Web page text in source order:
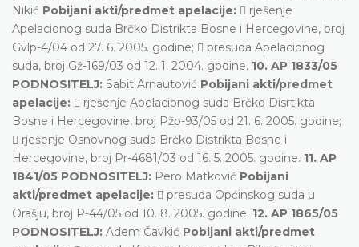
Nikić Pobijani akti/predmet apelacije:  rješenje
Apelacionog suda Brčko Distrikta Bosne i Hercegovine, broj
Gvlp-4/04 od 27. 6. 2005. godine;  presuda Apelacionog
suda, broj Gž-169/03 od 12. 1. 2004. godine. 10. AP 1833/05
PODNOSITELJ: Sabit Arnautović Pobijani akti/predmet
apelacije:  rješenje Apelacionog suda Brčko Disrtikta
Bosne i Hercegovine, broj Pžp-93/05 od 21. 6. 2005. godine;
 rješenje Osnovnog suda Brčko Distrikta Bosne i
Hercegovine, broj Pr-4681/03 od 16. 5. 2005. godine. 11. AP
1841/05 PODNOSITELJ: Pero Matković Pobijani
akti/predmet apelacije:  presuda Općinskog suda u
Orašju, broj P-44/05 od 10. 8. 2005. godine. 12. AP 1865/05
PODNOSITELJ: Adem Čavkić Pobijani akti/predmet